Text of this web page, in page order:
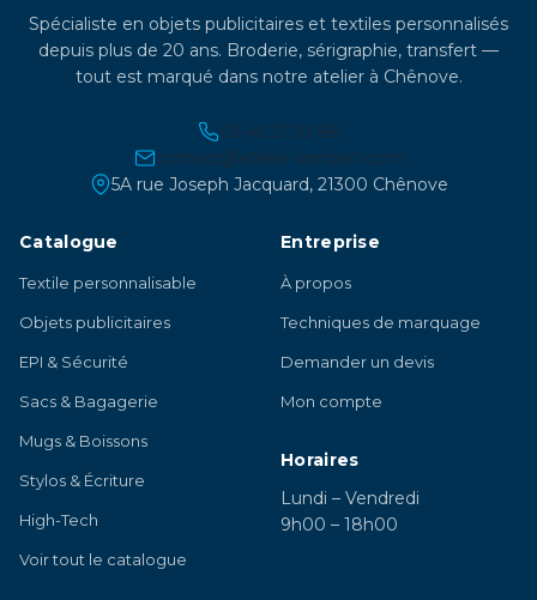
Spécialiste en objets publicitaires et textiles personnalisés
depuis plus de 20 ans. Broderie, sérigraphie, transfert —
tout est marqué dans notre atelier à Chênove.
03 45 21 30 86
contact@atelier-lambert.com
5A rue Joseph Jacquard, 21300 Chênove
Catalogue
Textile personnalisable
Objets publicitaires
EPI & Sécurité
Sacs & Bagagerie
Mugs & Boissons
Stylos & Écriture
High-Tech
Voir tout le catalogue
Entreprise
À propos
Techniques de marquage
Demander un devis
Mon compte
Horaires
Lundi – Vendredi
9h00 – 18h00